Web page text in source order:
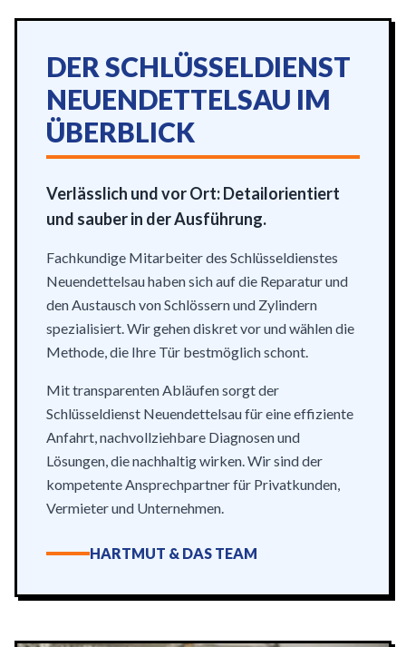
DER SCHLÜSSELDIENST
NEUENDETTELSAU IM
ÜBERBLICK
Verlässlich und vor Ort: Detailorientiert
und sauber in der Ausführung.
Fachkundige Mitarbeiter des Schlüsseldienstes
Neuendettelsau haben sich auf die Reparatur und
den Austausch von Schlössern und Zylindern
spezialisiert. Wir gehen diskret vor und wählen die
Methode, die Ihre Tür bestmöglich schont.
Mit transparenten Abläufen sorgt der
Schlüsseldienst Neuendettelsau für eine effiziente
Anfahrt, nachvollziehbare Diagnosen und
Lösungen, die nachhaltig wirken. Wir sind der
kompetente Ansprechpartner für Privatkunden,
Vermieter und Unternehmen.
HARTMUT & DAS TEAM